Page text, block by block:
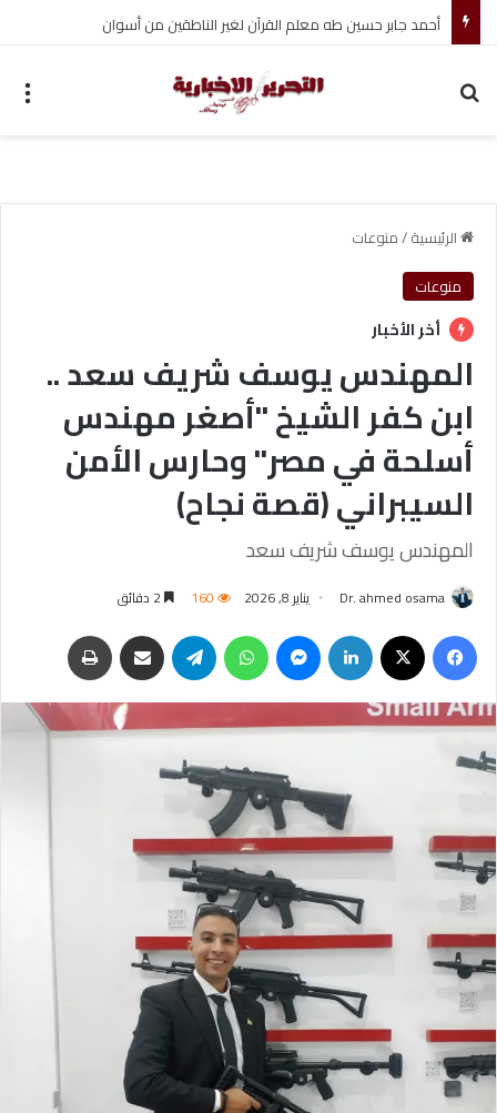
أحمد جابر حسين طه معلم القرآن لغير الناطقين من أسوان
الرئيسية/منوعات
منوعات
أخر الأخبار
المهندس يوسف شريف سعد ..
ابن كفر الشيخ "أصغر مهندس
أسلحة في مصر" وحارس الأمن
السيبراني (قصة نجاح)
المهندس يوسف شريف سعد
Dr. ahmed osama يناير 8, 2026 160